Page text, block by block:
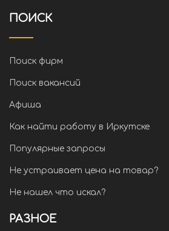
ПОИСК
Поиск фирм
Поиск вакансий
Афиша
Как найти работу в Иркутске
Популярные запросы
Не устраивает цена на товар?
Не нашел что искал?
РАЗНОЕ